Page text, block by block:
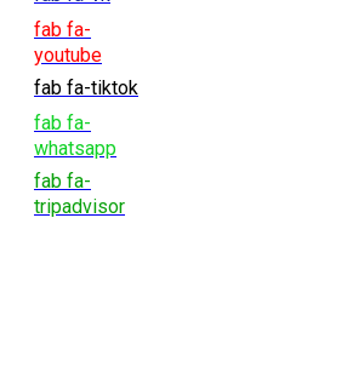
fab fa-
youtube
fab fa-tiktok
fab fa-
whatsapp
fab fa-
tripadvisor